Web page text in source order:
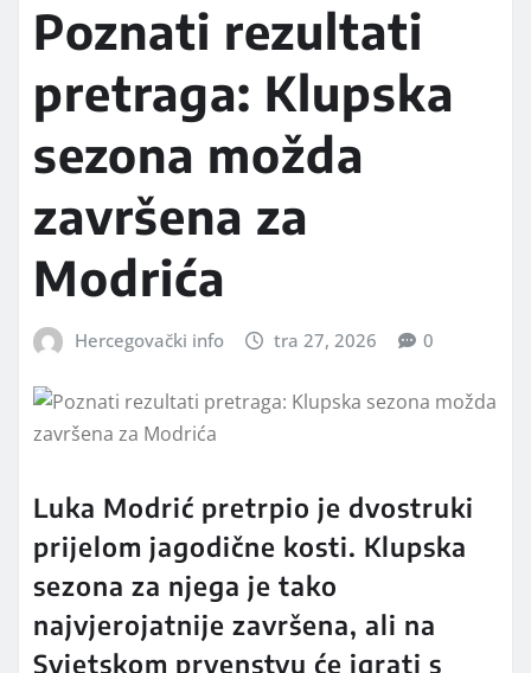
Poznati rezultati
pretraga: Klupska
sezona možda
završena za
Modrića
Hercegovački info tra 27, 2026 0
Luka Modrić pretrpio je dvostruki
prijelom jagodične kosti. Klupska
sezona za njega je tako
najvjerojatnije završena, ali na
Svjetskom prvenstvu će igrati s